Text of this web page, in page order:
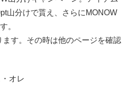
山分けで貰え、さらにMONOW
。
す。その時は他のページを確認
オレ